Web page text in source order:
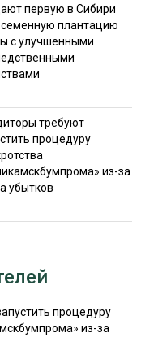
первую в Сибири
плантацию
с улучшенными
требуют
процедуру
из-за
убытков
процедуру
из-за